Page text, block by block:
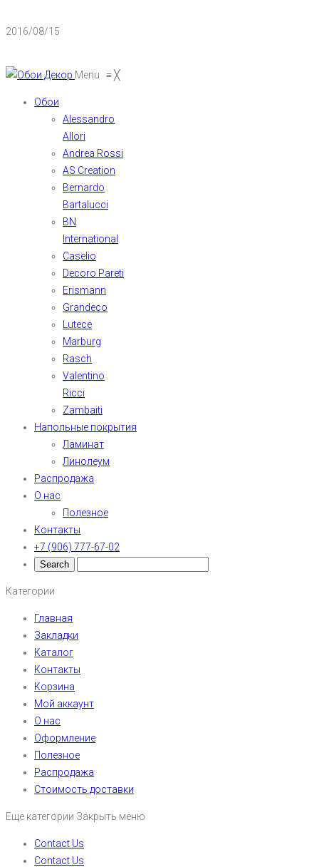
2016/08/15
Menu ≡╳
Обои
Alessandro
Allori
Andrea Rossi
AS Creation
Bernardo
Bartalucci
BN
International
Caselio
Decoro Pareti
Erismann
Grandeco
Lutece
Marburg
Rasch
Valentino
Ricci
Zambaiti
Напольные покрытия
Ламинат
Линолеум
Распродажа
О нас
Полезное
Контакты
+7 (906) 777-67-02
Категории
Главная
Закладки
Каталог
Контакты
Корзина
Мой аккаунт
О нас
Оформление
Полезное
Распродажа
Стоимость доставки
Еще категории Закрыть меню
Contact Us
Contact Us